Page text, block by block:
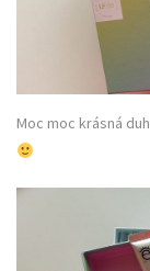
Moc moc krásná